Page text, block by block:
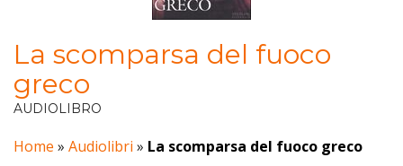
La scomparsa del fuoco
greco
AUDIOLIBRO
Home » Audiolibri » La scomparsa del fuoco greco